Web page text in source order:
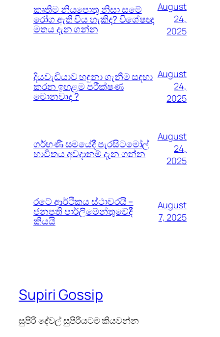
කෘතිම නියපොතු නිසා සමේ
රෝග ඇති විය හැකිද? විශේෂඥ
මතය දැන ගන්න
August
24,
2025
දියවැඩියාව හඳුනා ගැනීම සඳහා
කරන ඉහළම පරීක්ෂණ
මොනවාද ?
August
24,
2025
ගර්භණී සමයේදී පැරසිටමෝල්
භාවිතය අවදානම් දැන ගන්න
August
24,
2025
රටේ ආර්ථිකය ස්ථාවරයි –
ජනපති පාර්ලිමේන්තුවේදී
කියයි
August
7, 2025
Supiri Gossip
සුපිරි දේවල් සුපිරියටම කියවන්න